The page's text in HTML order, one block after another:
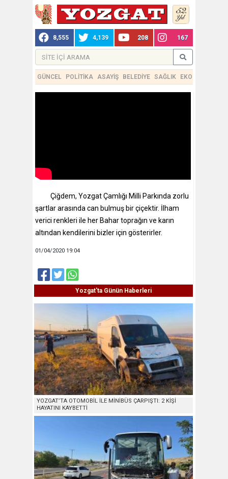
8,555 4,139 208 167
GÜNCEL POLİTİKA ASAYİŞ BELEDİYE SAĞLIK EKONOMİ
Çiğdem, Yozgat Çamlığı Milli Parkında zorlu
şartlar arasında can bulmuş bir çiçektir. İlham
verici renkleri ile her Bahar toprağın ve karın
altından kendilerini bizler için gösterirler.
01/04/2020 19:04
Yozgat'ta Günün Haberleri
YOZGAT’TA OTOMOBİL İLE MİNİBÜS ÇARPIŞTI: 2 KİŞİ
HAYATINI KAYBETTİ